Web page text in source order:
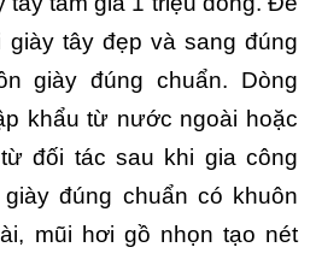
giày tây đẹp và sang đúng
giày đúng chuẩn. Dòng
khẩu từ nước ngoài hoặc
đối tác sau khi gia công
đúng chuẩn có khuôn
mũi hơi gồ nhọn tạo nét